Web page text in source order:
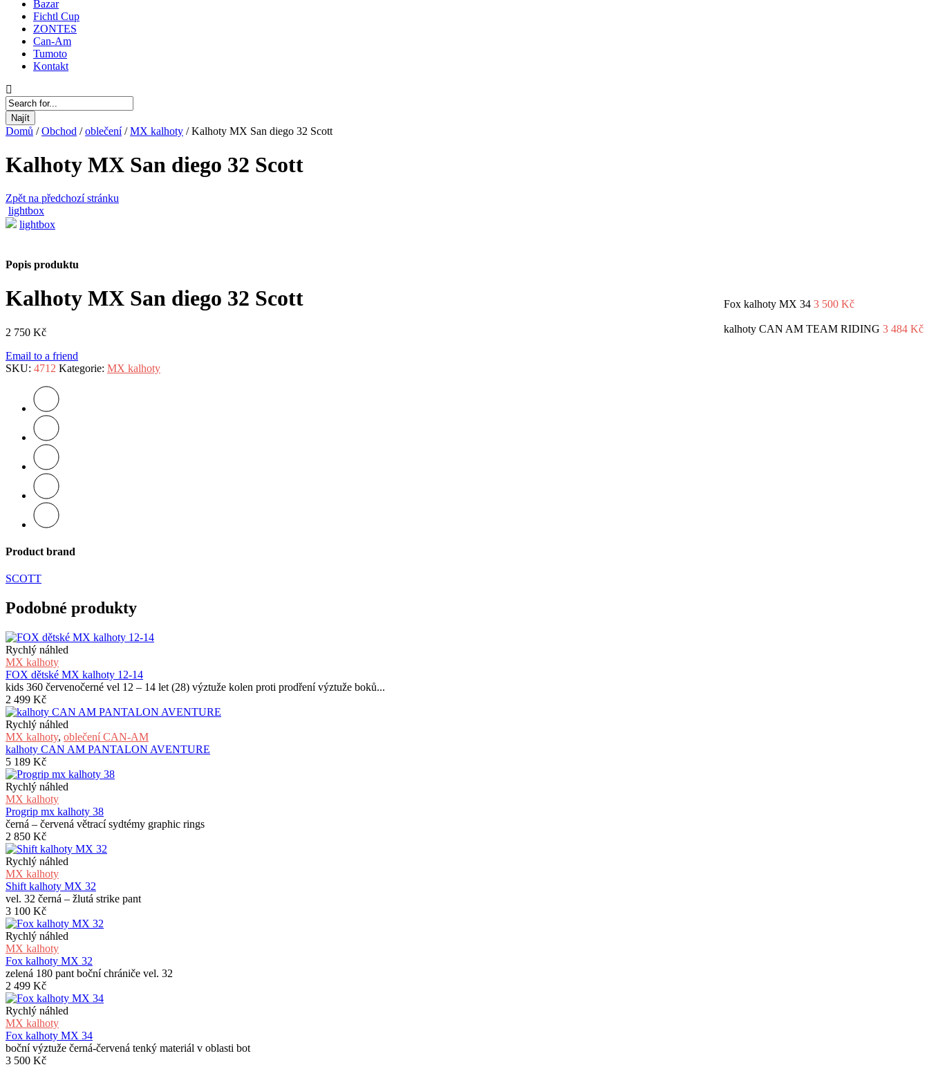
Bazar
Fichtl Cup
ZONTES
Can-Am
Tumoto
Kontakt
Najít
Domů / Obchod / oblečení / MX kalhoty /Kalhoty MX San diego 32 Scott
Kalhoty MX San diego 32 Scott
Zpět na předchozí stránku
lightbox
lightbox
Popis produktu
Fox kalhoty MX 34 3 500 Kč
kalhoty CAN AM TEAM RIDING 3 484 Kč
Kalhoty MX San diego 32 Scott
2 750 Kč
Email to a friend
SKU: 4712 Kategorie: MX kalhoty
Product brand
SCOTT
Podobné produkty
Rychlý náhled
MX kalhoty
FOX dětské MX kalhoty 12-14
kids 360 červenočerné vel 12 – 14 let (28) výztuže kolen proti prodření výztuže boků...
2 499 Kč
Rychlý náhled
MX kalhoty, oblečení CAN-AM
kalhoty CAN AM PANTALON AVENTURE
5 189 Kč
Rychlý náhled
MX kalhoty
Progrip mx kalhoty 38
černá – červená větrací sydtémy graphic rings
2 850 Kč
Rychlý náhled
MX kalhoty
Shift kalhoty MX 32
vel. 32 černá – žlutá strike pant
3 100 Kč
Rychlý náhled
MX kalhoty
Fox kalhoty MX 32
zelená 180 pant boční chrániče vel. 32
2 499 Kč
Rychlý náhled
MX kalhoty
Fox kalhoty MX 34
boční výztuže černá-červená tenký materiál v oblasti bot
3 500 Kč